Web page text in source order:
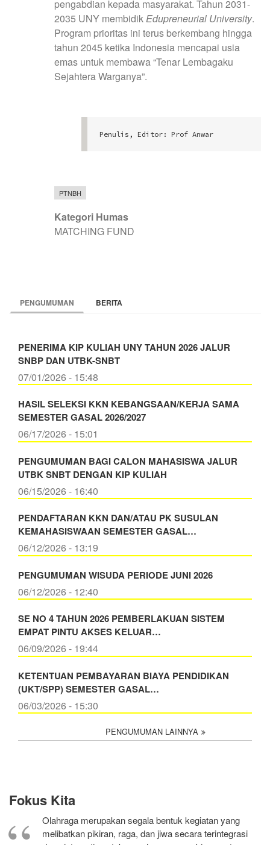
pengabdian kepada masyarakat. Tahun 2031-
2035 UNY membidikEdupreneurial University.
Program prioritas ini terus berkembang hingga
tahun 2045 ketika Indonesia mencapai usia
emas untuk membawa “Tenar Lembagaku
Sejahtera Warganya”.
Penulis, Editor: Prof Anwar
PTNBH
Kategori Humas
MATCHING FUND
PENGUMUMAN BERITA
PENERIMA KIP KULIAH UNY TAHUN 2026 JALUR
SNBP DAN UTBK-SNBT
07/01/2026 - 15:48
HASIL SELEKSI KKN KEBANGSAAN/KERJA SAMA
SEMESTER GASAL 2026/2027
06/17/2026 - 15:01
PENGUMUMAN BAGI CALON MAHASISWA JALUR
UTBK SNBT DENGAN KIP KULIAH
06/15/2026 - 16:40
PENDAFTARAN KKN DAN/ATAU PK SUSULAN
KEMAHASISWAAN SEMESTER GASAL…
06/12/2026 - 13:19
PENGUMUMAN WISUDA PERIODE JUNI 2026
06/12/2026 - 12:40
SE NO 4 TAHUN 2026 PEMBERLAKUAN SISTEM
EMPAT PINTU AKSES KELUAR…
06/09/2026 - 19:44
KETENTUAN PEMBAYARAN BIAYA PENDIDIKAN
(UKT/SPP) SEMESTER GASAL…
06/03/2026 - 15:30
PENGUMUMAN LAINNYA
Fokus Kita
Olahraga merupakan segala bentuk kegiatan yang
melibatkan pikiran, raga, dan jiwa secara terintegrasi